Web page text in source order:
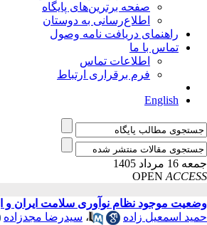
صفحه برترین‌های پایگاه
اطلاع‌رسانی به دوستان
راهنمای دریافت نامه وصول
تماس با ما
اطلاعات تماس
فرم برقراری ارتباط
English
جمعه 16 مرداد 1405
OPEN ACCESS
وضعیت موجود نظام نوآوری سلامت ایران و
حمید اسمعیل زاده
، سیدرضا مجدزاده